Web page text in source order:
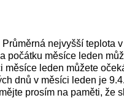
Průměrná nejvyšší teplota
měsíce leden
leden můžete
dnů v měsíci leden je
prosím na paměti, že